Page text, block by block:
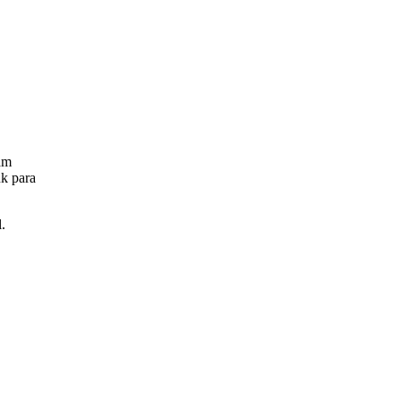
para